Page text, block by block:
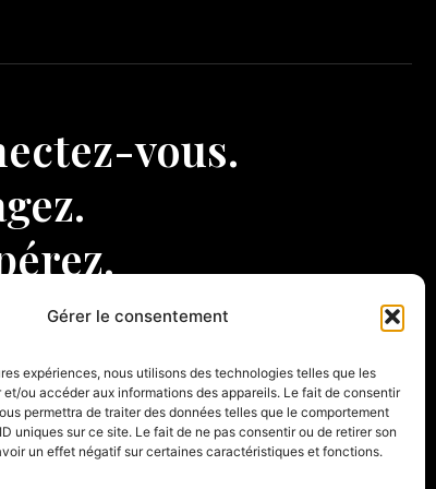
Gérer le consentement
expériences, nous utilisons des technologies telles que les
ou accéder aux informations des appareils. Le fait de consentir
permettra de traiter des données telles que le comportement
uniques sur ce site. Le fait de ne pas consentir ou de retirer son
un effet négatif sur certaines caractéristiques et fonctions.
vous.